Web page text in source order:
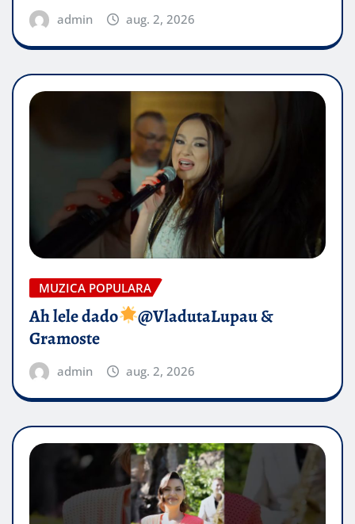
admin aug. 2, 2026
MUZICA POPULARA
Ah lele dado​
@VladutaLupau &
Gramoste
admin aug. 2, 2026